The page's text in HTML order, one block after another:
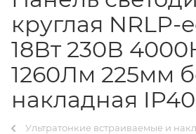
круглая NRLP-
18Вт 230В
1260Лм 225мм
накладная IP40
Ультратонкие встраиваемые и